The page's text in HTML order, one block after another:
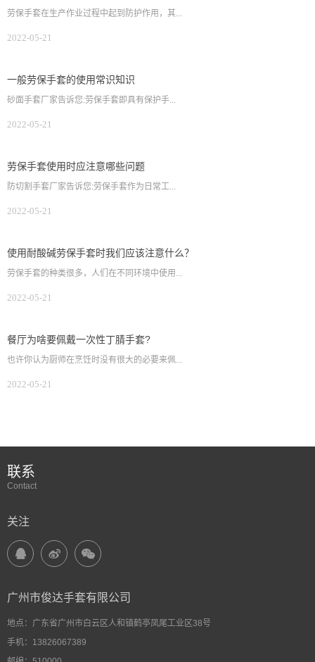
劳保手套在生产作业过程中起到防护作用，其...
2022-05-21
一般劳保手套的使用常识知识
砂面手套厂家告诉您:劳保手套即具有保护手...
2022-05-21
劳保手套使用时应注意哪些问题
防切割手套厂家告诉您:劳保手套作为日常工...
2022-05-21
使用耐酸碱劳保手套时我们应该注意什么？
劳保手套的种类很多，人们在不同环境中使用...
2022-05-21
餐厅为啥要佩戴一次性丁腈手套?
也许你认为厨师在烹饪时没有很大的必要来佩...
2022-05-21
联系
Contact
关注
广州市俊达手套有限公司
地点：广东省广州市白云区人和镇鹤亭凤尾工业区38号
手机：13826067389